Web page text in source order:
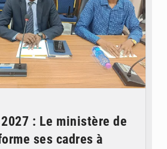
: Le ministère de
ses cadres à